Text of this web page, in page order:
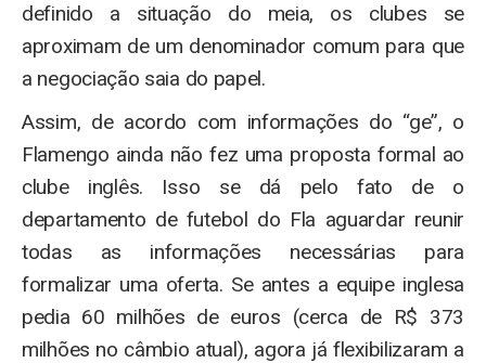
definido a situação do meia, os clubes se
aproximam de um denominador comum para que
a negociação saia do papel.
Assim, de acordo com informações do “ge”, o
Flamengo ainda não fez uma proposta formal ao
clube inglês. Isso se dá pelo fato de o
departamento de futebol do Fla aguardar reunir
todas as informações necessárias para
formalizar uma oferta. Se antes a equipe inglesa
pedia 60 milhões de euros (cerca de R$ 373
milhões no câmbio atual), agora já flexibilizaram a